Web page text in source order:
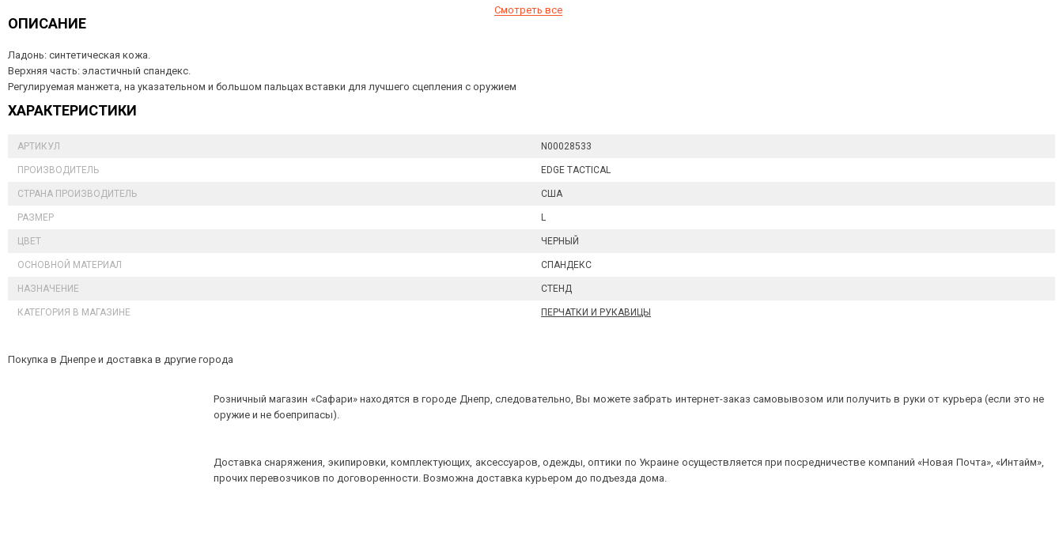
Смотреть все
ОПИСАНИЕ
Ладонь: синтетическая кожа.
Верхняя часть: эластичный спандекс.
Регулируемая манжета, на указательном и большом пальцах вставки для лучшего сцепления с оружием
ХАРАКТЕРИСТИКИ
АРТИКУЛ N00028533
ПРОИЗВОДИТЕЛЬ EDGE TACTICAL
СТРАНА ПРОИЗВОДИТЕЛЬ США
РАЗМЕР L
ЦВЕТ ЧЕРНЫЙ
ОСНОВНОЙ МАТЕРИАЛ СПАНДЕКС
НАЗНАЧЕНИЕ СТЕНД
КАТЕГОРИЯ В МАГАЗИНЕ ПЕРЧАТКИ И РУКАВИЦЫ
Покупка в Днепре и доставка в другие города
Розничный магазин «Сафари» находятся в городе Днепр, следовательно, Вы можете забрать интернет-заказ самовывозом или получить в руки от курьера (если это не
оружие и не боеприпасы).
Доставка снаряжения, экипировки, комплектующих, аксессуаров, одежды, оптики по Украине осуществляется при посредничестве компаний «Новая Почта», «Интайм»,
прочих перевозчиков по договоренности. Возможна доставка курьером до подъезда дома.